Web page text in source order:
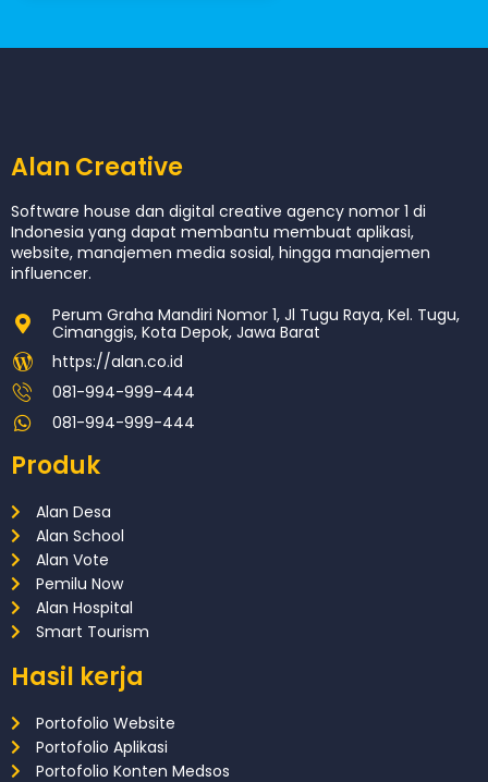
Alan Creative
Software house dan digital creative agency nomor 1 di
Indonesia yang dapat membantu membuat aplikasi,
website, manajemen media sosial, hingga manajemen
influencer.
Perum Graha Mandiri Nomor 1, Jl Tugu Raya, Kel. Tugu,
Cimanggis, Kota Depok, Jawa Barat
https://alan.co.id
081-994-999-444
081-994-999-444
Produk
Alan Desa
Alan School
Alan Vote
Pemilu Now
Alan Hospital
Smart Tourism
Hasil kerja
Portofolio Website
Portofolio Aplikasi
Portofolio Konten Medsos